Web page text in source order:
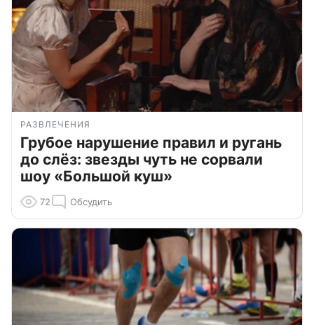
РАЗВЛЕЧЕНИЯ
Грубое нарушение правил и ругань
до слёз: звезды чуть не сорвали
шоу «Большой куш»
72 Обсудить